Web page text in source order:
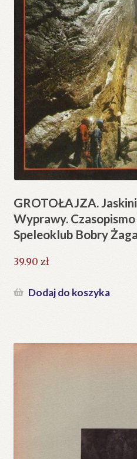
GROTOŁAJZA.
Wyprawy.
Speleoklub Bobry
39.90 zł
Dodaj do koszyka